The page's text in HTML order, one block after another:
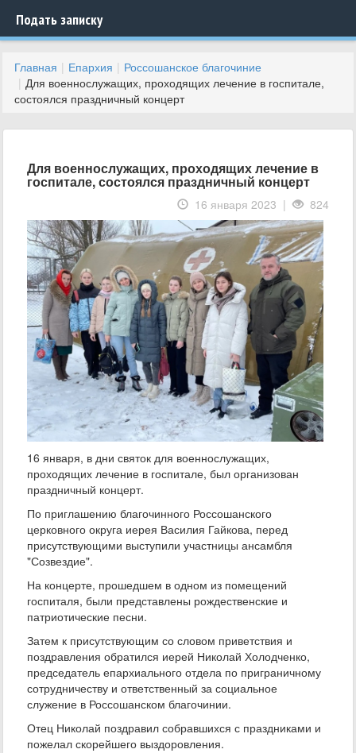
Подать записку
Главная Епархия
Россошанское благочиние
Для военнослужащих, проходящих лечение в госпитале,
состоялся праздничный концерт
Для военнослужащих, проходящих лечение в
госпитале, состоялся праздничный концерт
16 января 2023 | 824
16 января, в дни святок для военнослужащих,
проходящих лечение в госпитале, был организован
праздничный концерт.
По приглашению благочинного Россошанского
церковного округа иерея Василия Гайкова, перед
присутствующими выступили участницы ансамбля
"Созвездие".
На концерте, прошедшем в одном из помещений
госпиталя, были представлены рождественские и
патриотические песни.
Затем к присутствующим со словом приветствия и
поздравления обратился иерей Николай Холодченко,
председатель епархиального отдела по приграничному
сотрудничеству и ответственный за социальное
служение в Россошанском благочинии.
Отец Николай поздравил собравшихся с праздниками и
пожелал скорейшего выздоровления.